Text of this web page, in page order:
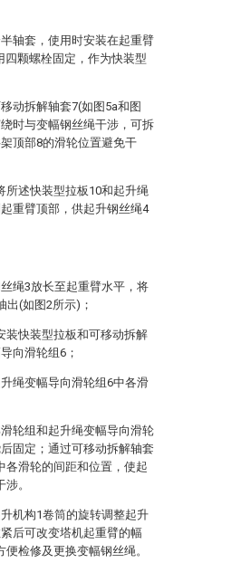
轴套，使用时安装在起重臂
颗螺栓固定，作为快装型
动拆解轴套7(如图5a和图
时与变幅钢丝绳干涉，可拆
顶部8的滑轮位置避免干
所述快装型拉板10和起升绳
重臂顶部，供起升钢丝绳4
绳3放长至起重臂水平，将
出(如图2所示)；
装快装型拉板和可移动拆解
向滑轮组6；
绳变幅导向滑轮组6中各滑
轮组和起升绳变幅导向滑轮
固定；通过可移动拆解轴套
各滑轮的间距和位置，使起
。
机构1卷筒的旋转调整起升
后可改变塔机起重臂的幅
检修及更换变幅钢丝绳。